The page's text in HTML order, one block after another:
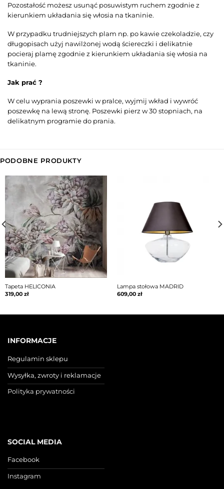
Pozostałość możesz usunąć posuwistym ruchem zgodnie z
kierunkiem układania się włosia na tkaninie.
W przypadku trudniejszych plam np. po kawie czekoladzie, czy
długopisach użyj nawilżonej wodą ściereczki i delikatnie
pocieraj plamę zgodnie z kierunkiem układania się włosia na
tkaninie.
Jak prać ?
W celu wyprania poszewki w pralce, wyjmij wkład i wywróć
poszewkę na lewą stronę. Poszewki pierz w 30 stopniach, na
delikatnym programie do prania.
PODOBNE PRODUKTY
Tapeta HELICONIA
319,00 zł
Lampa stołowa MADRID
609,00 zł
INFORMACJE
Regulamin sklepu
Wysyłka, zwroty i reklamacje
Polityka prywatności
SOCIAL MEDIA
Facebook
Instagram